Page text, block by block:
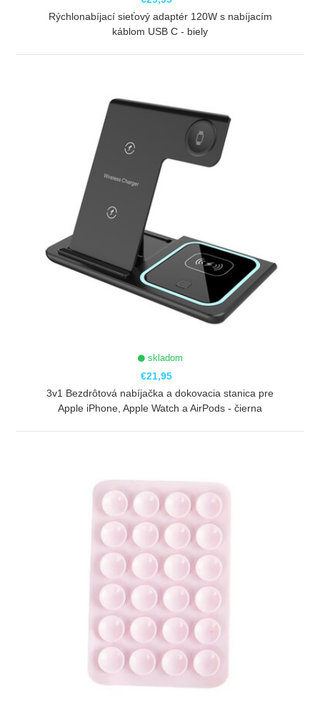
Rýchlonabíjací sieťový adaptér 120W s nabíjacím
káblom USB C - biely
skladom
€21,95
3v1 Bezdrôtová nabíjačka a dokovacia stanica pre
Apple iPhone, Apple Watch a AirPods - čierna